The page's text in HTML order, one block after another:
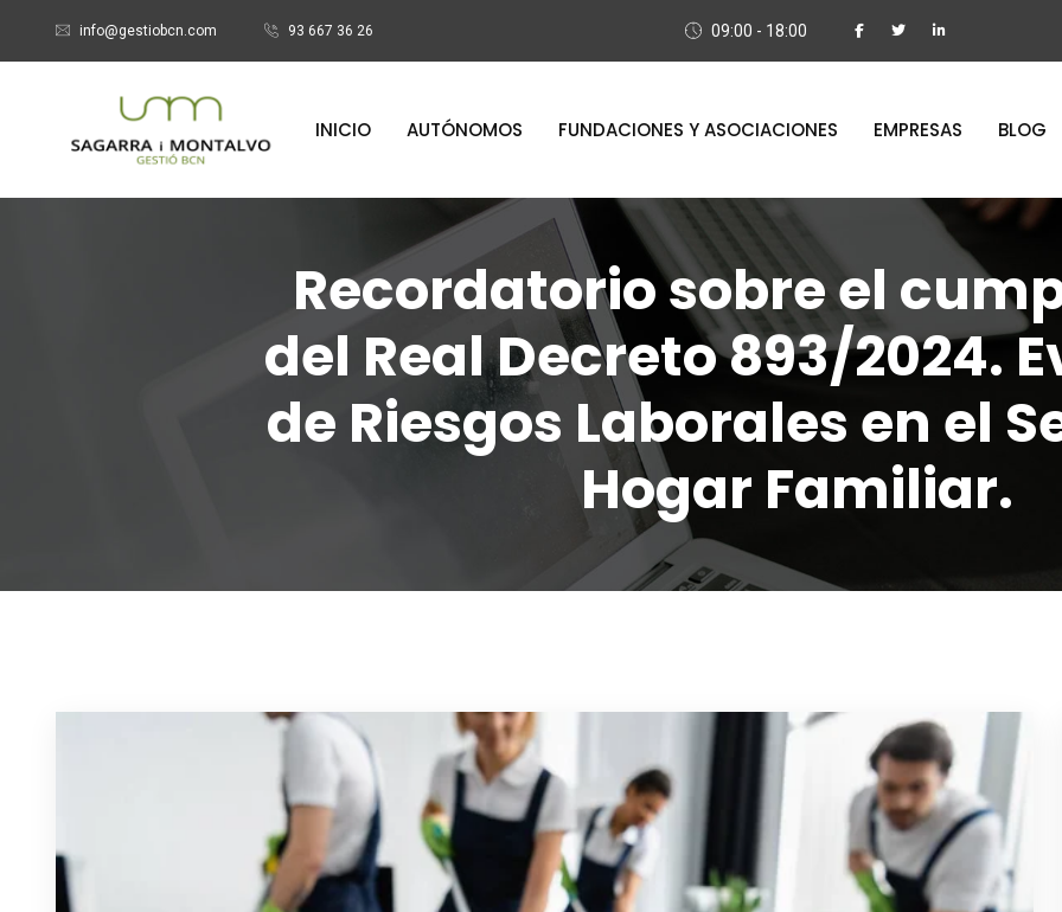
info@gestiobcn.com 93 667 36 26 09:00 - 18:00
INICIO AUTÓNOMOS FUNDACIONES Y ASOCIACIONES EMPRESAS BLOG
Recordatorio sobre el
del Real Decreto 893/2024.
de Riesgos Laborales en el
Hogar Familiar.